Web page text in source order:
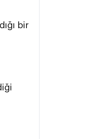
bir